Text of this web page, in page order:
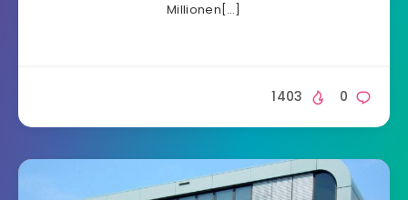
Millionen[…]
0
1403